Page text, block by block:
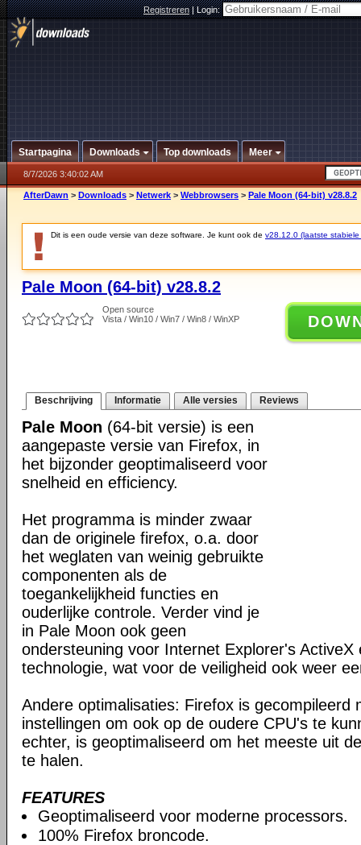
Registreren|Login:
Startpagina Downloads Top downloads Meer
8/7/2026 3:40:02 AM
AfterDawn > Downloads > Netwerk > Webbrowsers > Pale Moon (64-bit) v28.8.2
Dit is een oude versie van deze software. Je kunt ook de v28.12.0 (laatste stabiele
Pale Moon (64-bit) v28.8.2
Open source
Vista / Win10 / Win7 / Win8 / WinXP
Beschrijving Informatie Alle versies Reviews
Pale Moon (64-bit versie) is een
aangepaste versie van Firefox, in
het bijzonder geoptimaliseerd voor
snelheid en efficiency.
Het programma is minder zwaar
dan de originele firefox, o.a. door
het weglaten van weinig gebruikte
componenten als de
toegankelijkheid functies en
ouderlijke controle. Verder vind je
in Pale Moon ook geen
ondersteuning voor Internet Explorer's ActiveX
technologie, wat voor de veiligheid ook weer
Andere optimalisaties: Firefox is gecompileerd
instellingen om ook op de oudere CPU's te
echter, is geoptimaliseerd om het meeste uit
te halen.
FEATURES
Geoptimaliseerd voor moderne processors.
100% Firefox broncode.